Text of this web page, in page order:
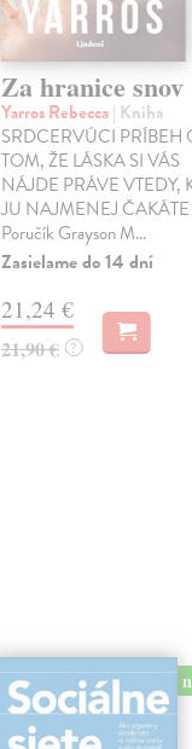
Za hranice snov
Yarros Rebecca| Kniha
SRDCERVÚCI PRÍBEH
TOM, ŽE LÁSKA SI VÁS
NÁJDE PRÁVE VTEDY,
JU NAJMENEJ ČAKÁTE
Poručík Grayson M...
Zasielame do 14 dní
21,24 €
21,90 € ?